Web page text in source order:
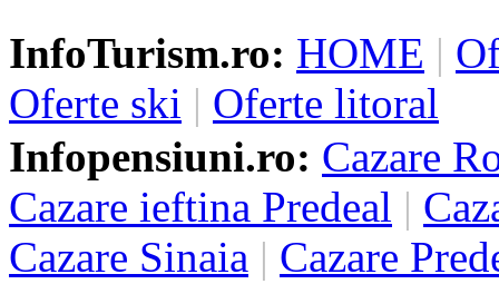
InfoTurism.ro: HOME |
Oferte ski | Oferte litoral
Infopensiuni.ro: Cazare
Cazare ieftina Predeal |
Cazare Sinaia | Cazare